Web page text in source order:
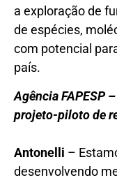
a exploração de
de espécies,
com potencial
país.
Agência FAPESP
projeto-piloto de
Antonelli –
desenvolvendo